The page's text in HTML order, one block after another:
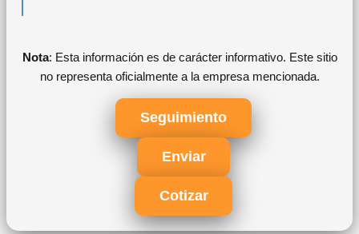
Nota: Esta información es de carácter informativo. Este sitio
no representa oficialmente a la empresa mencionada.
Seguimiento
Enviar
Cotizar